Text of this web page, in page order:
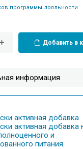
программы лояльности
Добавить в
информация
активная добавка.
активная добавка
и
питания.